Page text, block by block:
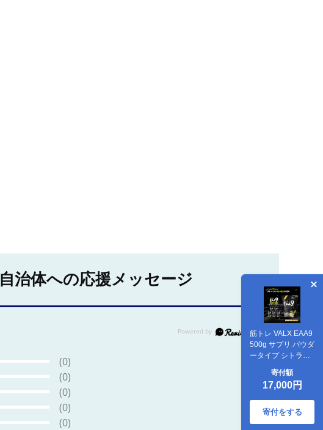
筋トレ VALX EAA9
500g サプリ パウダ
ータイプ シトラス
寄付額
17,000円
寄付をする
自治体への応援メッセージ
(0)
(0)
(0)
(0)
(0)